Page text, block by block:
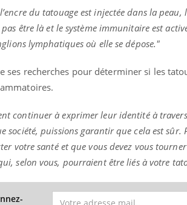
du tatouage est injectée dans la
être là et le système immunitaire est
lymphatiques où elle se dépose."
ses recherches pour déterminer si les
continuer à exprimer leur identité à
société, puissions garantir que cela est
votre santé et que vous devez vous
selon vous, pourraient être liés à votre
L'été arrive… et avec lui, un tout nouveau
rythme de vie ! Vacances, plage, piscine,
soleil, activités en plein air… Nos mains